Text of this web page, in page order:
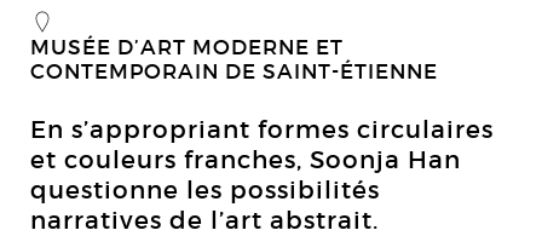
_
MUSÉE D’ART MODERNE ET
CONTEMPORAIN DE SAINT-ÉTIENNE
En s’appropriant formes circulaires
et couleurs franches, Soonja Han
questionne les possibilités
narratives de l’art abstrait.